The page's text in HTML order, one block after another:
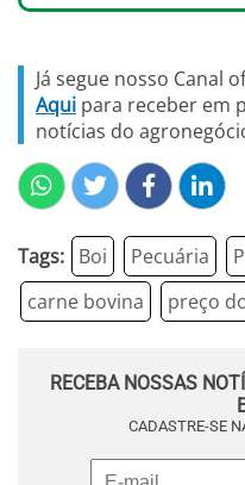
Já segue nosso Canal
Aqui para receber em
notícias do
Tags: Boi Pecuária
carne bovina
preço
RECEBA NOSSAS
CADASTRE-SE